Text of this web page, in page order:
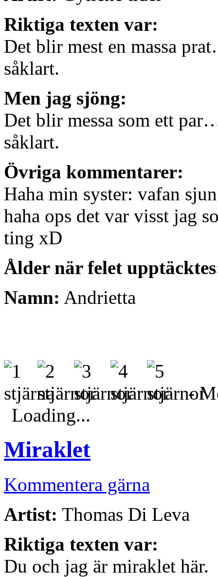
Riktiga texten var:
Det blir mest en massa
såklart.
Men jag sjöng:
Det blir messa som ett
såklart.
Övriga kommentarer:
Haha min syster: vafan
haha ops det var visst jag
ting xD
Ålder när felet
Namn: Andrietta
-
Loading...
Miraklet
Kommentera gärna
Artist: Thomas Di Leva
Riktiga texten var:
Du och jag är miraklet här.